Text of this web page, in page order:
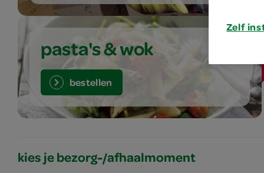
pasta's & wok
bestellen
kies je bezorg-/afhaalmoment
Zelf